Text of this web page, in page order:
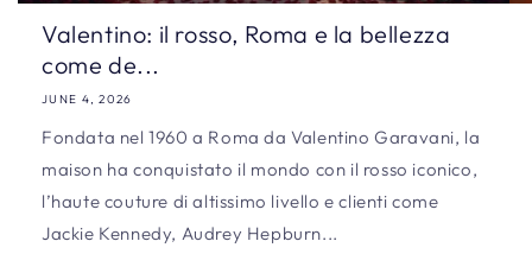
Valentino: il rosso, Roma e la bellezza
come de...
JUNE 4, 2026
Fondata nel 1960 a Roma da Valentino Garavani, la
maison ha conquistato il mondo con il rosso iconico,
l’haute couture di altissimo livello e clienti come
Jackie Kennedy, Audrey Hepburn...